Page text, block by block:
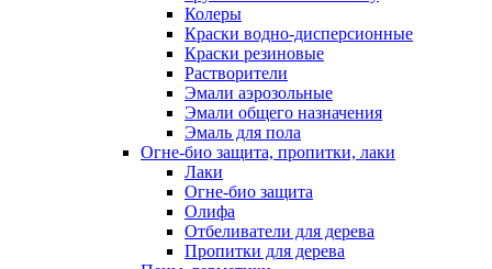
Колеры
Краски водно-дисперсионные
Краски резиновые
Растворители
Эмали аэрозольные
Эмали общего назначения
Эмаль для пола
Огне-био защита, пропитки, лаки
Лаки
Огне-био защита
Олифа
Отбеливатели для дерева
Пропитки для дерева